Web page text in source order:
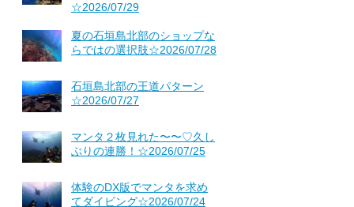
☆2026/07/29
夏の石垣島北部のショップな
らではの選択肢☆2026/07/28
石垣島北部の王道パターン
☆2026/07/27
マンタ２枚見れた〜〜♡久し
ぶりの連勝！☆2026/07/25
体験のDX版でマンタを求め
てダイビング☆2026/07/24